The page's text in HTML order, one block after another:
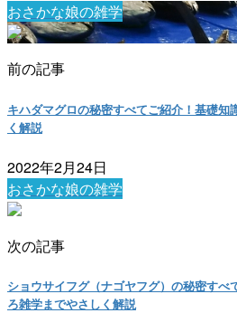
おさかな娘の雑学
前の記事
キハダマグロの秘密すべてご紹介！基礎知
く解説
2022年2月24日
おさかな娘の雑学
次の記事
ショウサイフグ（ナゴヤフグ）の秘密すべ
ろ雑学までやさしく解説